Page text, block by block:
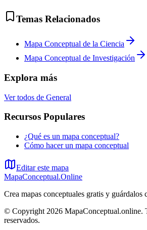
Temas Relacionados
Mapa Conceptual de la Ciencia
Mapa Conceptual de Investigación
Explora más
Ver todos de General
Recursos Populares
¿Qué es un mapa conceptual?
Cómo hacer un mapa conceptual
Editar este mapa
MapaConceptual.Online
Crea mapas conceptuales gratis y guárdalos
© Copyright 2026 MapaConceptual.online.
reservados.